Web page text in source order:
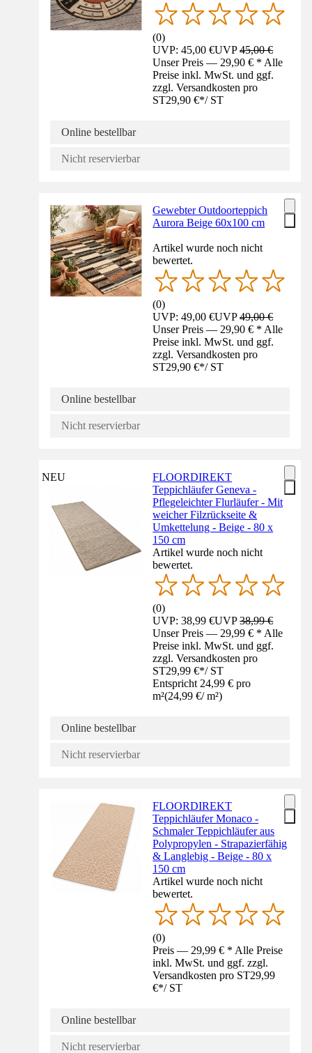
(0)
UVP: 45,00 €UVP45,00 €
Unser Preis — 29,90 € * Alle
Preise inkl. MwSt. und ggf.
zzgl. Versandkosten pro
ST29,90 €*/ ST
Online bestellbar
Nicht reservierbar
Gewebter Outdoorteppich
Aurora Beige 60x100 cm
Artikel wurde noch nicht
bewertet.
(0)
UVP: 49,00 €UVP49,00 €
Unser Preis — 29,90 € * Alle
Preise inkl. MwSt. und ggf.
zzgl. Versandkosten pro
ST29,90 €*/ ST
Online bestellbar
Nicht reservierbar
NEU
FLOORDIREKT
Teppichläufer Geneva -
Pflegeleichter Flurläufer - Mit
weicher Filzrückseite &
Umkettelung - Beige - 80 x
150 cm
Artikel wurde noch nicht
bewertet.
(0)
UVP: 38,99 €UVP38,99 €
Unser Preis — 29,99 € * Alle
Preise inkl. MwSt. und ggf.
zzgl. Versandkosten pro
ST29,99 €*/ ST
Entspricht 24,99 € pro
m²(24,99 €/ m²)
Online bestellbar
Nicht reservierbar
FLOORDIREKT
Teppichläufer Monaco -
Schmaler Teppichläufer aus
Polypropylen - Strapazierfähig
& Langlebig - Beige - 80 x
150 cm
Artikel wurde noch nicht
bewertet.
(0)
Preis — 29,99 € * Alle Preise
inkl. MwSt. und ggf. zzgl.
Versandkosten pro ST29,99
€*/ ST
Online bestellbar
Nicht reservierbar